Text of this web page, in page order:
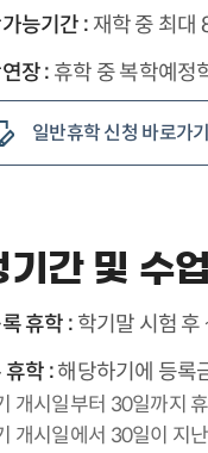
능기간 : 재학 중 최대
장 : 휴학 중 복학예정
일반휴학 신청 바로가기
기간 및 수
휴학 : 학기말 시험
휴학 :해당하기에 등록
개시일부터 30일까지
개시일에서 30일이 지